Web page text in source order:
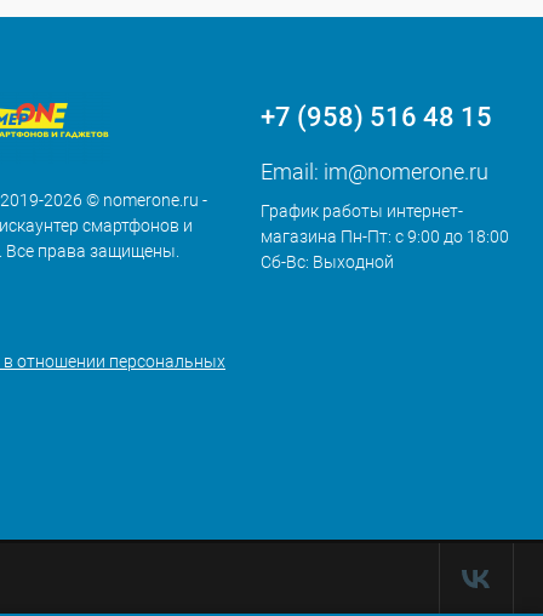
2026 © nomerone.ru -
смартфонов и
Все права защищены.
в отношении персональных
+7 (958) 516 48 15
Email: im@nomerone.ru
График работы интернет-
магазина Пн-Пт: с 9:00 до 18:00
Сб-Вс: Выходной